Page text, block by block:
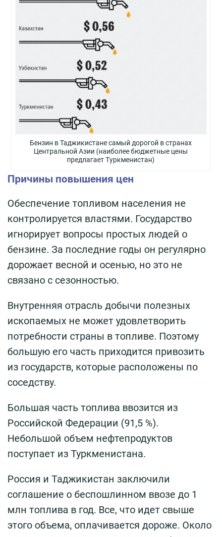
Бензин в Таджикистане самый дорогой в странах
Центральной Азии (наиболее бюджетные цены
предлагает Туркменистан)
Причины повышения цен
Обеспечение топливом населения не
контролируется властями. Государство
игнорирует вопросы простых людей о
бензине. За последние годы он регулярно
дорожает весной и осенью, но это не
связано с сезонностью.
Внутренняя отрасль добычи полезных
ископаемых не может удовлетворить
потребности страны в топливе. Поэтому
большую его часть приходится привозить
из государств, которые расположены по
соседству.
Большая часть топлива ввозится из
Российской Федерации (91,5 %).
Небольшой объем нефтепродуктов
поступает из Туркменистана.
Россия и Таджикистан заключили
соглашение о беспошлинном ввозе до 1
млн топлива в год. Все, что идет свыше
этого объема, оплачивается дороже. Около